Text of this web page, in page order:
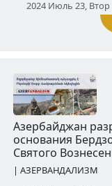
Крестителя
|
2024 Июль 23,